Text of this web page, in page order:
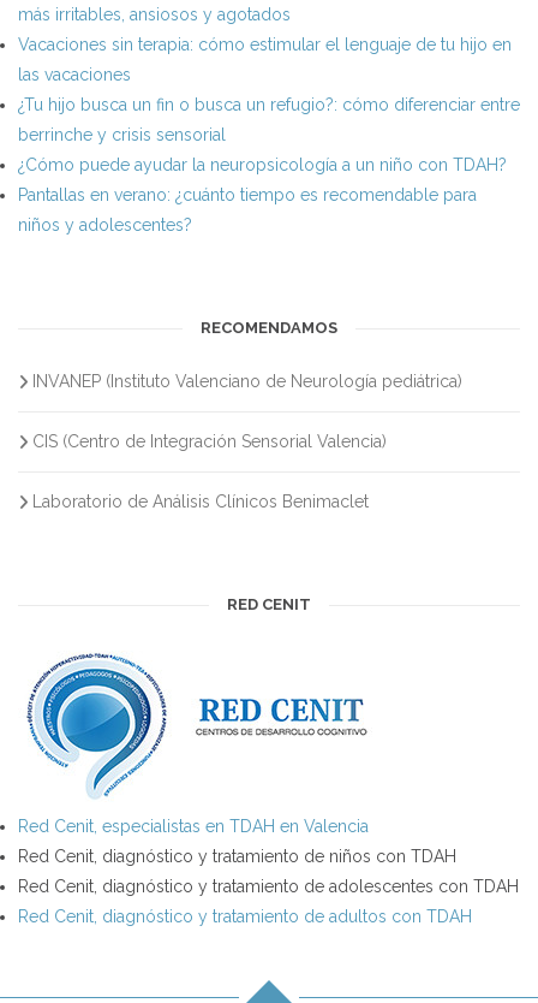
más irritables, ansiosos y agotados
Vacaciones sin terapia: cómo estimular el lenguaje de tu hijo en
las vacaciones
¿Tu hijo busca un fin o busca un refugio?: cómo diferenciar entre
berrinche y crisis sensorial
¿Cómo puede ayudar la neuropsicología a un niño con TDAH?
Pantallas en verano: ¿cuánto tiempo es recomendable para
niños y adolescentes?
RECOMENDAMOS
INVANEP (Instituto Valenciano de Neurología pediátrica)
CIS (Centro de Integración Sensorial Valencia)
Laboratorio de Análisis Clínicos Benimaclet
RED CENIT
Red Cenit, especialistas en TDAH en Valencia
Red Cenit, diagnóstico y tratamiento de niños con TDAH
Red Cenit, diagnóstico y tratamiento de adolescentes con TDAH
Red Cenit, diagnóstico y tratamiento de adultos con TDAH